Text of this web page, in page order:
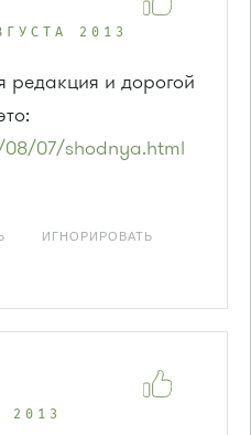
2013
редакция и дорогой
07/shodnya.html
ИГНОРИРОВАТЬ
2013